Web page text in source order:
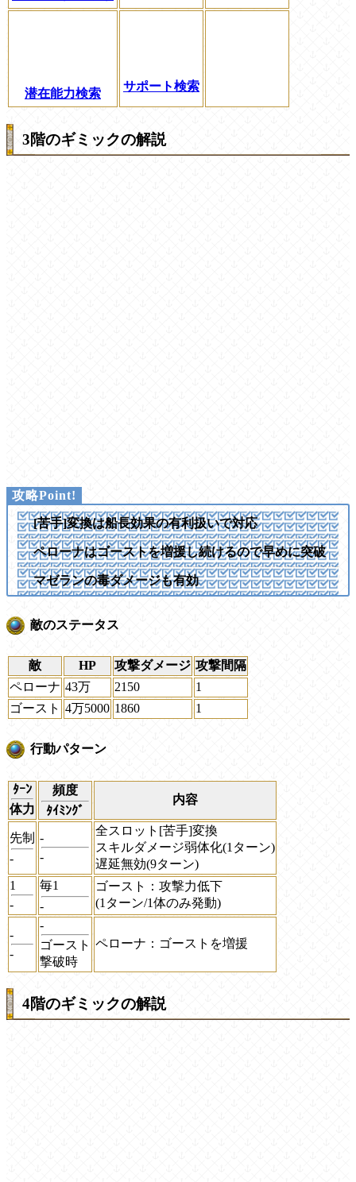
潜在能力検索
サポート検索
3階のギミックの解説
[苦手]変換は船長効果の有利扱いで対応
ペローナはゴーストを増援し続けるので早めに突破
マゼランの毒ダメージも有効
敵のステータス
敵 HP 攻撃ダメージ 攻撃間隔
ペローナ 43万 2150
1
ゴースト 4万5000 1860 1
行動パターン
ﾀｰﾝ
体力
頻度
ﾀｲﾐﾝｸﾞ
内容
先制
-
-
-
全スロット[苦手]変換
スキルダメージ弱体化(1ターン)
遅延無効(9ターン)
1
-
毎1
-
ゴースト：攻撃力低下
(1ターン/1体のみ発動)
-
-
-
ゴースト
撃破時
ペローナ：ゴーストを増援
4階のギミックの解説